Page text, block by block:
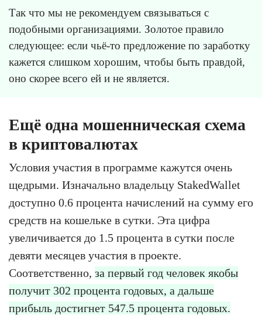
Так что мы не рекомендуем связываться с
подобными организациями. Золотое правило
следующее: если чьё-то предложение по заработку
кажется слишком хорошим, чтобы быть правдой,
оно скорее всего ей и не является.
Ещё одна мошенническая схема
в криптовалютах
Условия участия в программе кажутся очень
щедрыми. Изначально владельцу StakedWallet
доступно 0.6 процента начислений на сумму его
средств на кошельке в сутки. Эта цифра
увеличивается до 1.5 процента в сутки после
девяти месяцев участия в проекте.
Соответственно, за первый год человек якобы
получит 302 процента годовых, а дальше
прибыль достигнет 547.5 процента годовых.